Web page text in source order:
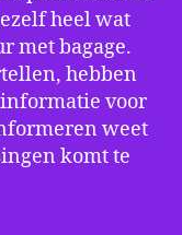
heel wat
met bagage.
hebben
voor
weet
komt te